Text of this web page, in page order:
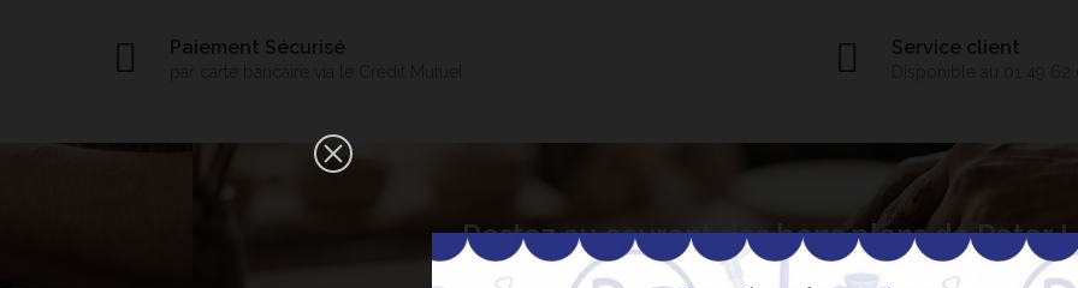
Paiement Sécurisé Service client
Restez au courant des bons plans de Peter